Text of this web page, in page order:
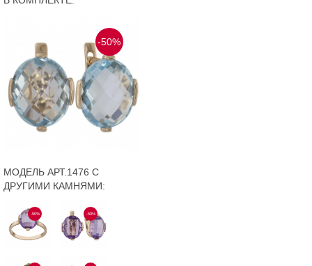
-50%
МОДЕЛЬ АРТ.1476 С
ДРУГИМИ КАМНЯМИ:
-50% -50%